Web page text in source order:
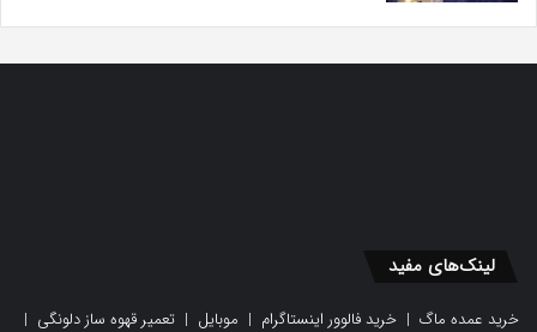
لینک‌های مفید
خرید عمده ماگ | خرید فالوور اینستاگرام | موبایل | تعمیر قهوه ساز دلونگی |